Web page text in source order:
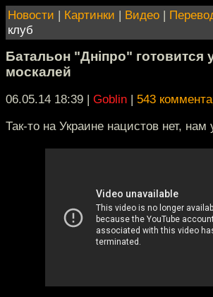
Новости | Картинки | Видео |
клуб
Батальон "Днiпро" готовится
москалей
06.05.14 18:39 | Goblin | 543
Так-то на Украине нацистов нет,